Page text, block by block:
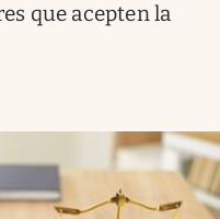
que acepten la